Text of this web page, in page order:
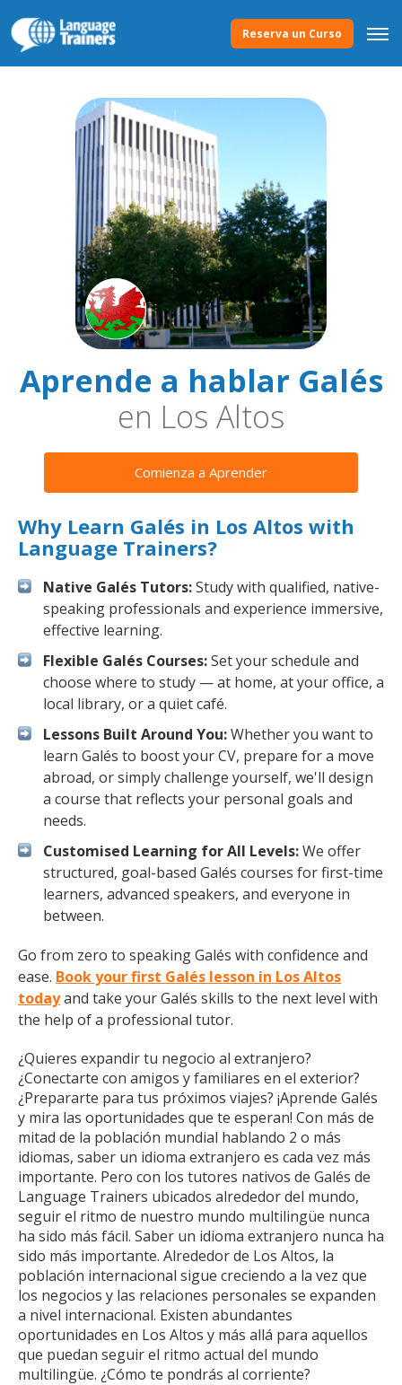
Reserva un Curso
Aprende a hablar Galés
en Los Altos
Comienza a Aprender
Why Learn Galés in Los Altos with
Language Trainers?
Native Galés Tutors:Study with qualified, native-
speaking professionals and experience immersive,
effective learning.
Flexible Galés Courses:Set your schedule and
choose where to study — at home, at your office, a
local library, or a quiet café.
Lessons Built Around You:Whether you want to
learn Galés to boost your CV, prepare for a move
abroad, or simply challenge yourself, we'll design
a course that reflects your personal goals and
needs.
Customised Learning for All Levels:We offer
structured, goal-based Galés courses for first-time
learners, advanced speakers, and everyone in
between.
Go from zero to speaking Galés with confidence and
ease. Book your first Galés lesson in Los Altos
todayand take your Galés skills to the next level with
the help of a professional tutor.
¿Quieres expandir tu negocio al extranjero?
¿Conectarte con amigos y familiares en el exterior?
¿Prepararte para tus próximos viajes? ¡Aprende Galés
y mira las oportunidades que te esperan! Con más de
mitad de la población mundial hablando 2 o más
idiomas, saber un idioma extranjero es cada vez más
importante. Pero con los tutores nativos de Galés de
Language Trainers ubicados alrededor del mundo,
seguir el ritmo de nuestro mundo multilingüe nunca
ha sido más fácil. Saber un idioma extranjero nunca ha
sido más importante. Alrededor de Los Altos, la
población internacional sigue creciendo a la vez que
los negocios y las relaciones personales se expanden
a nivel internacional. Existen abundantes
oportunidades en Los Altos y más allá para aquellos
que puedan seguir el ritmo actual del mundo
multilingüe. ¿Cómo te pondrás al corriente?